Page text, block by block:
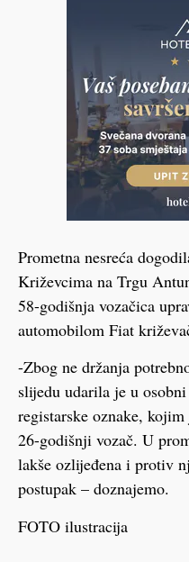
Prometna nesreća
Križevcima na Trgu
58-godišnja vozačica
automobilom Fiat
-Zbog ne držanja
slijedu udarila je u
registarske oznake,
26-godišnji vozač. U
lakše ozlijeđena i protiv
postupak – doznajemo.
FOTO ilustracija